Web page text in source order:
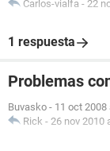
Carlos-vialfa - 22
1 respuesta
Problemas
Buvasko - 11 oct 2008
Rick - 26 nov 2010